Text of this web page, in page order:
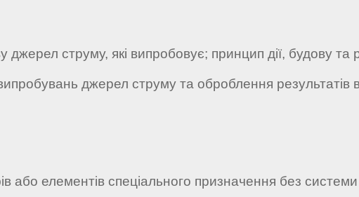
джерел струму, які випробовує; принцип дії, будову та
джерел струму та оброблення результатів
або елементів спеціального призначення без системи